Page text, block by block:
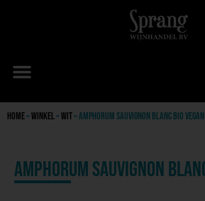
Home»Winkel»Wit»Amphorum Sauvignon blanc Bio Vegan
Amphorum Sauvignon